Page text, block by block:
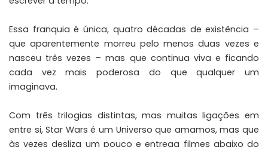
Essa franquia é única, quatro décadas de existência –
que aparentemente morreu pelo menos duas vezes e
nasceu três vezes – mas que continua viva e ficando
cada vez mais poderosa do que qualquer um
imaginava.
Com três trilogias distintas, mas muitas ligações em
entre si, Star Wars é um Universo que amamos, mas que
às vezes desliza um pouco e entrega filmes abaixo do